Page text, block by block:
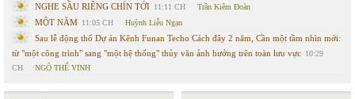
NGHE SẦU RIÊNG CHÍN TỚI 11:11 CH Trần Kiêm Đoàn
MỘT NĂM 11:05 CH Huỳnh Liễu Ngạn
Sau lễ động thổ Dự án Kênh Funan Techo Cách đây 2 năm, Cần một tầm nhìn mới:
từ "một công trình" sang "một hệ thống" thủy văn ảnh hưởng trên toàn lưu vực 10:29
CH
NGÔ THẾ VINH